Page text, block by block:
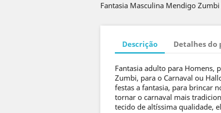
Fantasia Masculina Mendigo
Descrição Detalhes do
Fantasia adulto para Homens,
Zumbi, para o Carnaval ou
festas a fantasia, para brincar
tornar o carnaval mais
tecido de altíssima qualidade,